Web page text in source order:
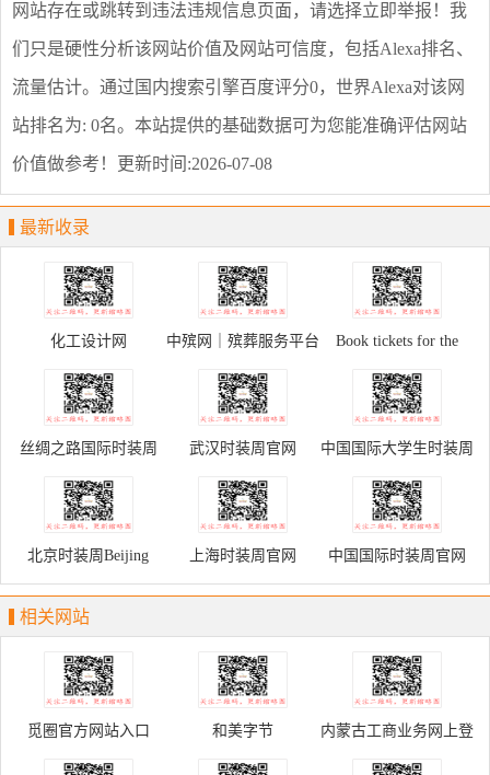
网站存在或跳转到违法违规信息页面，请选择立即举报 ！我
们只是硬性分析该网站价值及网站可信度，包括Alexa排名、
流量估计。通过国内搜索引擎百度评分0，世界Alexa对该网
站排名为: 0名。本站提供的基础数据可为您能准确评估网站
价值做参考！ 更新时间:2026-07-08
最新收录
化工设计网 中殡网｜殡葬服务平台 Book tickets for the
Palace Museum
丝绸之路国际时装周 武汉时装周官网 中国国际大学生时装周
北京时装周Beijing
Fashion Week
上海时装周官网 中国国际时装周官网
相关网站
觅圈官方网站入口 和美字节 内蒙古工商业务网上登